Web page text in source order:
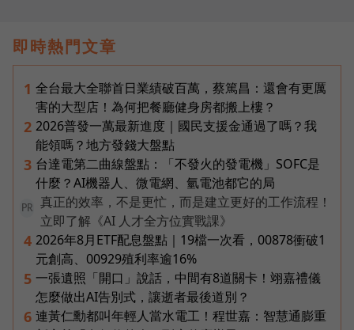
即時熱門文章
1 全台最大全聯首日業績破百萬，蔡篤昌：還會有更厲
害的大型店！為何把餐廳健身房都搬上樓？
2 2026普發一萬最新進度｜國民支援金通過了嗎？我
能領嗎？地方發錢大盤點
3 台達電第二曲線盤點：「不發火的發電機」SOFC是
什麼？AI機器人、微電網、氫電池都它的局
PR
真正的效率，不是更忙，而是建立更好的工作流程！
立即了解《AI 人才全方位實戰課》
4 2026年8月ETF配息盤點｜19檔一次看，00878衝破1
元創高、00929殖利率逾16%
5 一張遺照「開口」說話，中間有8道關卡！翊嘉禮儀
怎麼做出AI告別式，讓逝者最後道別？
6 連黃仁勳都叫年輕人當水電工！程世嘉：智慧通膨重